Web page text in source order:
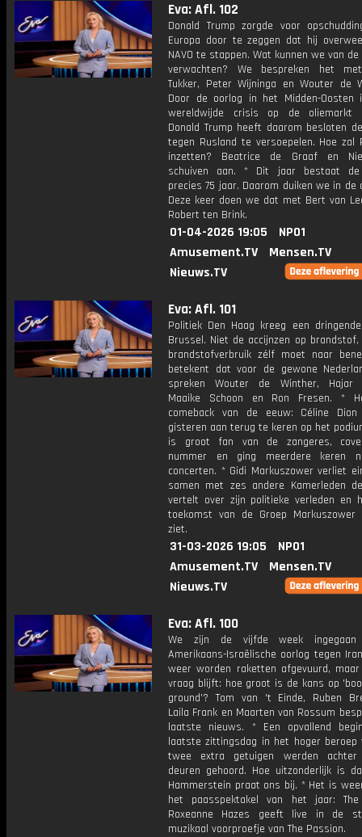
Eva: Afl. 102
Donald Trump zorgde voor
Europa door te zeggen dat hij
NAVO te stappen. Wat kunnen we van
verwachten? We bespreken het
Tukker, Peter Wijninga en Wouter de
Door de oorlog in het Midden-
wereldwijde crisis op de oliemarkt
Donald Trump heeft daarom besloten
tegen Rusland te versoepelen. Hoe zal
inzetten? Beatrice de Graaf en
schuiven aan. * Dit jaar bestaat de
precies 75 jaar. Daarom duiken we in de
Deze keer doen we dat met Bert van
Robert ten Brink.
01-04-2026 19:05
NPO1
Amusement.TV
Mensen.TV
Nieuws.TV
Eva: Afl. 101
Politiek Den Haag kreeg een
Brussel. Niet de accijnzen op
brandstofverbruik zélf moet naar
betekent dat voor de gewone
spreken Wouter de Winther, Hajar
Maaike Schoon en Ron Fresen. *
comeback van de eeuw: Céline Dion
gisteren aan terug te keren op het
is groot fan van de zangeres,
nummer en ging meerdere keren
concerten. * Gidi Markuszower verliet
samen met zes andere Kamerleden
vertelt over zijn politieke verleden en
toekomst van de Groep Markuszower
ziet.
31-03-2026 19:05
NPO1
Amusement.TV
Mensen.TV
Nieuws.TV
Eva: Afl. 100
We zijn de vijfde week
Amerikaans-Israëlische oorlog tegen
weer worden raketten afgevuurd,
vraag blijft: hoe groot is de kans op
ground'? Tom van 't Einde, Ruben
Laila Frank en Maarten van Rossum
laatste nieuws. * Een opvallend
laatste zittingsdag in het hoger beroep
twee extra getuigen werden achter
deuren gehoord. Hoe uitzonderlijk is
Hammerstein praat ons bij. * Het is
het paasspektakel van het jaar: The
Roxeanne Hazes geeft live in de
muzikaal voorproefje van The Passion.